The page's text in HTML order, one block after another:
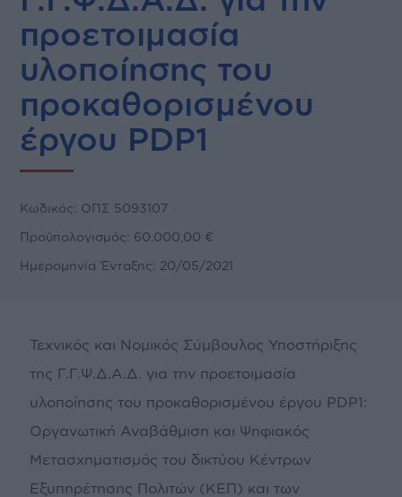
προετοιμασία
υλοποίησης του
προκαθορισμένου
έργου PDP1
Κωδικός: ΟΠΣ 5093107
Προϋπολογισμός: 60.000,00 €
Ημερομηνία Ένταξης: 20/05/2021
Τεχνικός και Νομικός Σύμβουλος Υποστήριξης
της Γ.Γ.Ψ.Δ.Α.Δ. για την προετοιμασία
υλοποίησης του προκαθορισμένου έργου PDP1:
Οργανωτική Αναβάθμιση και Ψηφιακός
Μετασχηματισμός του δικτύου Κέντρων
Εξυπηρέτησης Πολιτών (ΚΕΠ) και των